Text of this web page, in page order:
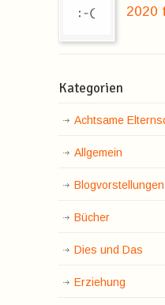
2020
Kategorien
Achtsame
Allgemein
Blogvorstellungen
Bücher
Dies und Das
Erziehung